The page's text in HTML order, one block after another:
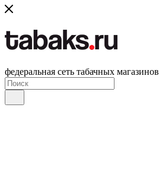
федеральная сеть табачных магазинов